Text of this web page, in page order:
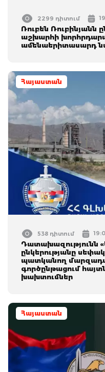
2299 դիտում
Ռուբեն Ռուբինյանն
աշխարհի
ամենաերիտասարդ
Հայաստան
538 դիտում
Դատախազությունն
ընկերությանը
պատկանող
գործընթացում
խախտումներ
Հայաստան